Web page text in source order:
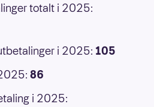
totalt i 2025:
i 2025: 105
86
i 2025: